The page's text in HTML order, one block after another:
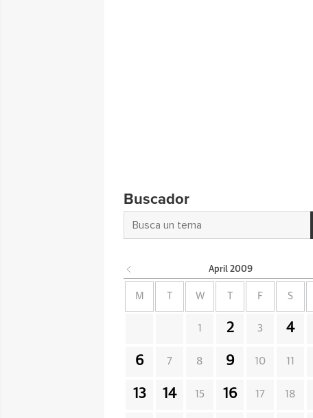
Buscador
April 2009
M W F S
1 2 3 4
6 7 8 9 10 11
13 14 15 16 17 18